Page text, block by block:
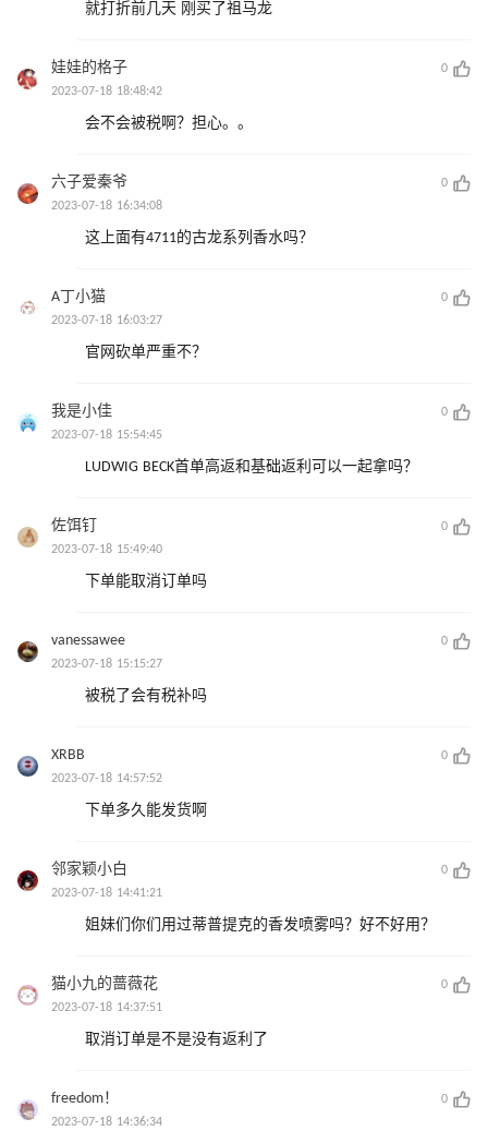
就打折前几天 刚买了祖马龙
娃娃的格子
0
2023-07-18 18:48:42
会不会被税啊？担心。。
六子爱秦爷
0
2023-07-18 16:34:08
这上面有4711的古龙系列香水吗？
A丁小猫
0
2023-07-18 16:03:27
官网砍单严重不？
我是小佳
0
2023-07-18 15:54:45
LUDWIG BECK首单高返和基础返利可以一起拿吗？
佐饵钉
0
2023-07-18 15:49:40
下单能取消订单吗
vanessawee
0
2023-07-18 15:15:27
被税了会有税补吗
XRBB
0
2023-07-18 14:57:52
下单多久能发货啊
邻家颖小白
0
2023-07-18 14:41:21
姐妹们你们用过蒂普提克的香发喷雾吗？好不好用？
猫小九的蔷薇花
0
2023-07-18 14:37:51
取消订单是不是没有返利了
freedom！
0
2023-07-18 14:36:34